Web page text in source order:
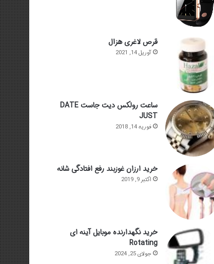
قرص لاغری هزال
آوریل 14, 2021
ساعت رولکس دیت جاست DATE
JUST
فوریه 14, 2018
خرید ارزان غوزبند رفع افتادگی شانه
اکتبر 9, 2019
خرید نگهدارنده موبایل آینه ای
Rotating
جولای 25, 2024